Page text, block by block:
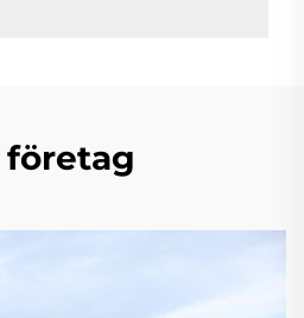
företag